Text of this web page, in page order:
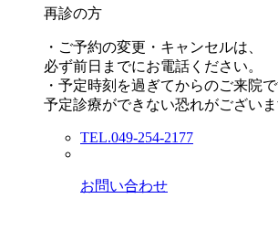
再診の方
・ご予約の変更・キャンセルは、
必ず前日までにお電話ください。
・予定時刻を過ぎてからのご来院で
予定診療ができない恐れがございま
TEL.049-254-2177
お問い合わせ